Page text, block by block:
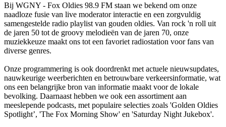
Bij WGNY - Fox Oldies 98.9 FM staan ​​we bekend om onze
naadloze fusie van live moderator interactie en een zorgvuldig
samengestelde radio playlist van gouden oldies. Van rock 'n roll uit
de jaren 50 tot de groovy melodieën van de jaren 70, onze
muziekkeuze maakt ons tot een favoriet radiostation voor fans van
diverse genres.
Onze programmering is ook doordrenkt met actuele nieuwsupdates,
nauwkeurige weerberichten en betrouwbare verkeersinformatie, wat
ons een belangrijke bron van informatie maakt voor de lokale
bevolking. Daarnaast hebben we ook een assortiment aan
meeslepende podcasts, met populaire selecties zoals 'Golden Oldies
Spotlight’, 'The Fox Morning Show' en 'Saturday Night Jukebox'.